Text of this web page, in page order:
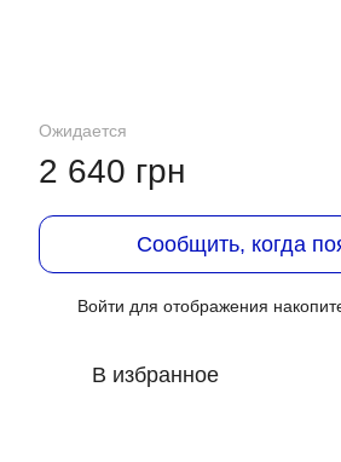
Ожидается
2 640 грн
Сообщить, когда
Войти для отображения
В избранное